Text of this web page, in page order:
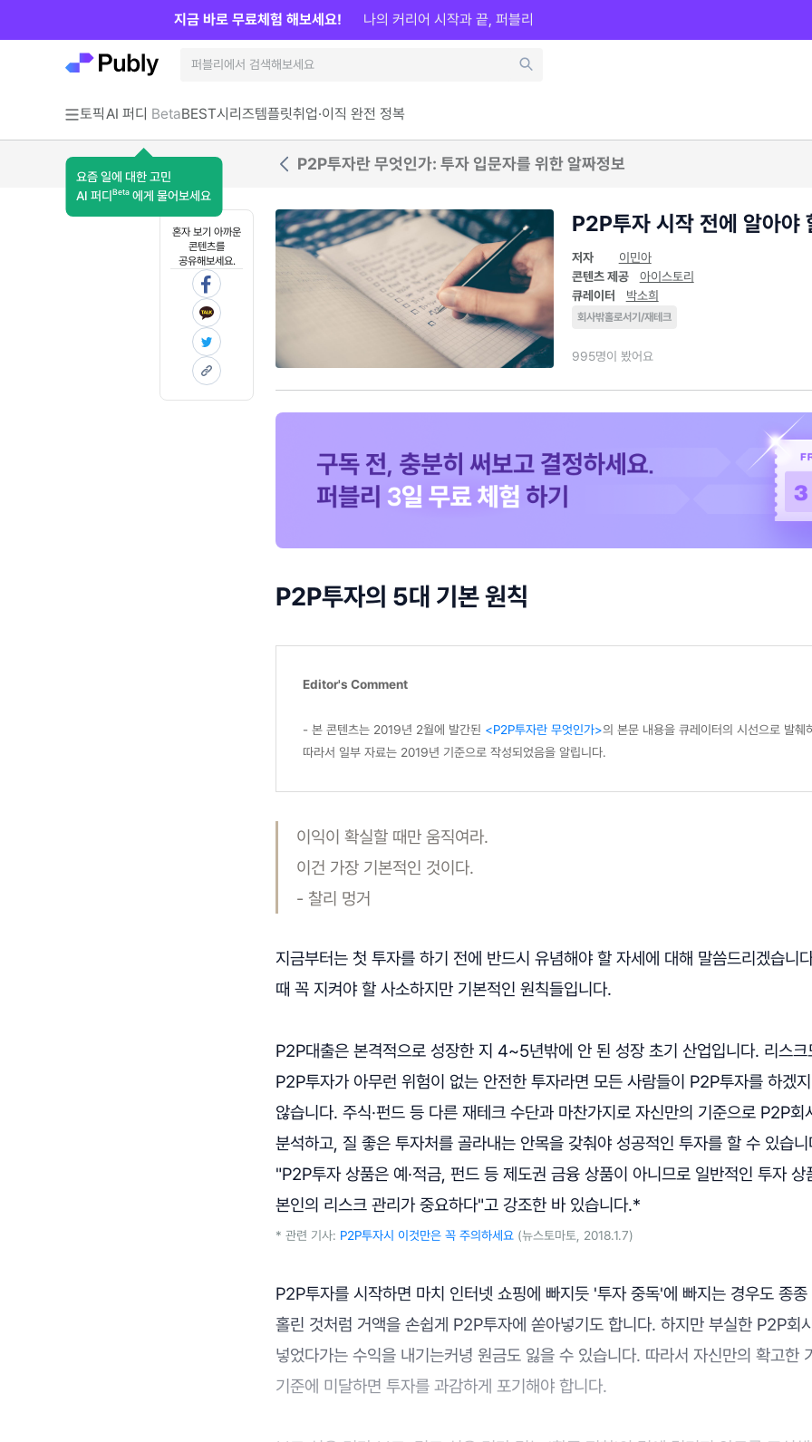
토픽AI 퍼디 Beta
요즘 일에 대한 고민
AI 퍼디 Beta 에게 물어보세요
BEST시리즈템플릿취업·이직 완전 정복
지금 바로 무료체험 해보세요! 나의 커리어 시작과 끝, 퍼블리
P2P투자란 무엇인가: 투자 입문자를 위한 알짜정보
혼자 보기 아까운
콘텐츠를
공유해보세요.
P2P투자 시작 전에 알아야
저자
이민아
콘텐츠 제공
아이스토리
큐레이터
박소희
회사밖홀로서기/재테크
995명이 봤어요
P2P투자의 5대 기본 원칙
Editor's Comment
- 본 콘텐츠는 2019년 2월에 발간된 <P2P투자란 무엇인가>의 본문 내용을 큐레이터의 시선으로 발췌
따라서 일부 자료는 2019년 기준으로 작성되었음을 알립니다.
이익이 확실할 때만 움직여라.
이건 가장 기본적인 것이다.
- 찰리 멍거
지금부터는 첫 투자를 하기 전에 반드시 유념해야 할 자세에 대해 말씀드리겠습니
때 꼭 지켜야 할 사소하지만 기본적인 원칙들입니다.
P2P대출은 본격적으로 성장한 지 4~5년밖에 안 된 성장 초기 산업입니다. 리스크
P2P투자가 아무런 위험이 없는 안전한 투자라면 모든 사람들이 P2P투자를 하겠지
않습니다. 주식·펀드 등 다른 재테크 수단과 마찬가지로 자신만의 기준으로 P2P회
분석하고, 질 좋은 투자처를 골라내는 안목을 갖춰야 성공적인 투자를 할 수 있습
"P2P투자 상품은 예·적금, 펀드 등 제도권 금융 상품이 아니므로 일반적인 투자 상
본인의 리스크 관리가 중요하다"고 강조한 바 있습니다.*
* 관련 기사: P2P투자시 이것만은 꼭 주의하세요 (뉴스토마토, 2018.1.7)
P2P투자를 시작하면 마치 인터넷 쇼핑에 빠지듯 '투자 중독'에 빠지는 경우도 종
홀린 것처럼 거액을 손쉽게 P2P투자에 쏟아넣기도 합니다. 하지만 부실한 P2P회
넣었다가는 수익을 내기는커녕 원금도 잃을 수 있습니다. 따라서 자신만의 확고한
기준에 미달하면 투자를 과감하게 포기해야 합니다.